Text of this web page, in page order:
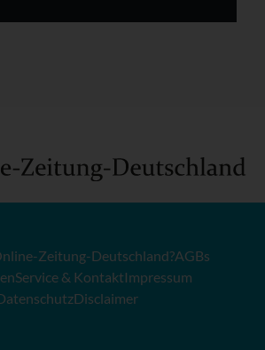
Zeitung-Deutschland?AGBs
Service & KontaktImpressum
Disclaimer